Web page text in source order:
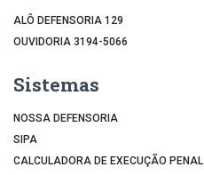
ALÔ DEFENSORIA 129
OUVIDORIA 3194-5066
Sistemas
NOSSA DEFENSORIA
SIPA
CALCULADORA DE EXECUÇÃO PENAL